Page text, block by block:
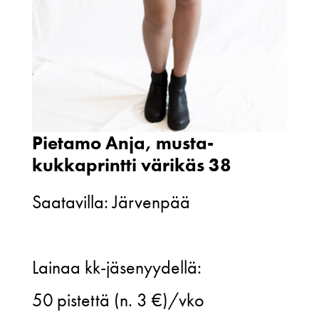
Pietamo Anja, musta-
kukkaprintti värikäs 38
Saatavilla: Järvenpää
Anja,
musta-
Lainaa kk-jäsenyydellä:
50 pistettä (n. 3 €)/vko